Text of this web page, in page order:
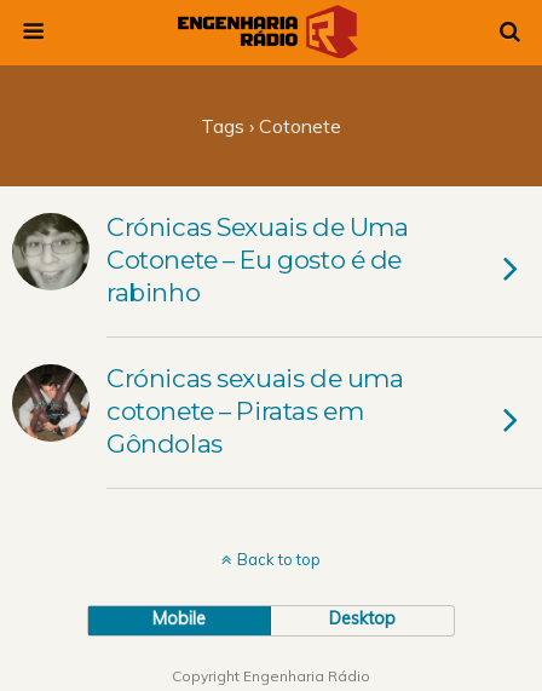
Tags › Cotonete
Crónicas Sexuais de Uma
Cotonete – Eu gosto é de
rabinho
Crónicas sexuais de uma
cotonete – Piratas em
Gôndolas
Back to top
Mobile Desktop
Copyright Engenharia Rádio